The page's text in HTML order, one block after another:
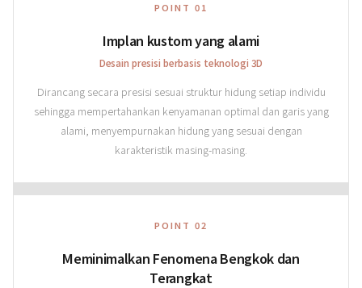
POINT 01
Implan kustom yang alami
Desain presisi berbasis teknologi 3D
Dirancang secara presisi sesuai struktur hidung setiap individu
sehingga mempertahankan kenyamanan optimal dan garis yang
alami, menyempurnakan hidung yang sesuai dengan
karakteristik masing-masing.
POINT 02
Meminimalkan Fenomena Bengkok dan
Terangkat